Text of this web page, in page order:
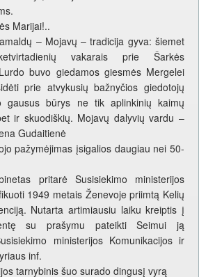
Marijai!..
– Mojavų – tradicija gyva: šiemet
vakarais prie Šarkės
buvo giedamos giesmės Mergelei
prie atvykusių bažnyčios giedotojų
gausus būrys ne tik aplinkinių kaimų
ir skuodiškių. Mojavų dalyvių vardu –
Gudaitienė
pažymėjimas įsigalios daugiau nei 50-
pritarė Susisiekimo ministerijos
1949 metais Ženevoje priimtą Kelių
Nutarta artimiausiu laiku kreiptis į
su prašymu pateikti Seimui ją
ministerijos Komunikacijos ir
inf.
tarnybinis šuo surado dingusį vyrą